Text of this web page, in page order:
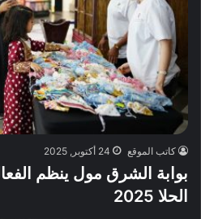
كاتب الموقع 24 أكتوبر, 2025
بوابة الشرق مول ينظم
الحلا 2025